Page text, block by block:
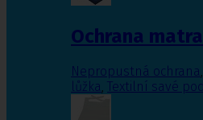
Ochrana
Nepropustná ochrana,
lůžka, Textilní savé